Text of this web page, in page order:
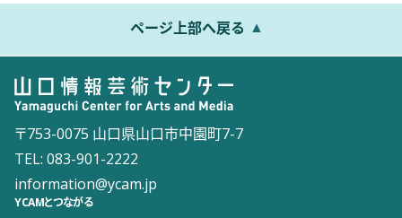
ページ上部へ戻る
〒753-0075 山口県山口市中園町7-7
TEL: 083-901-2222
information@ycam.jp
YCAMとつながる